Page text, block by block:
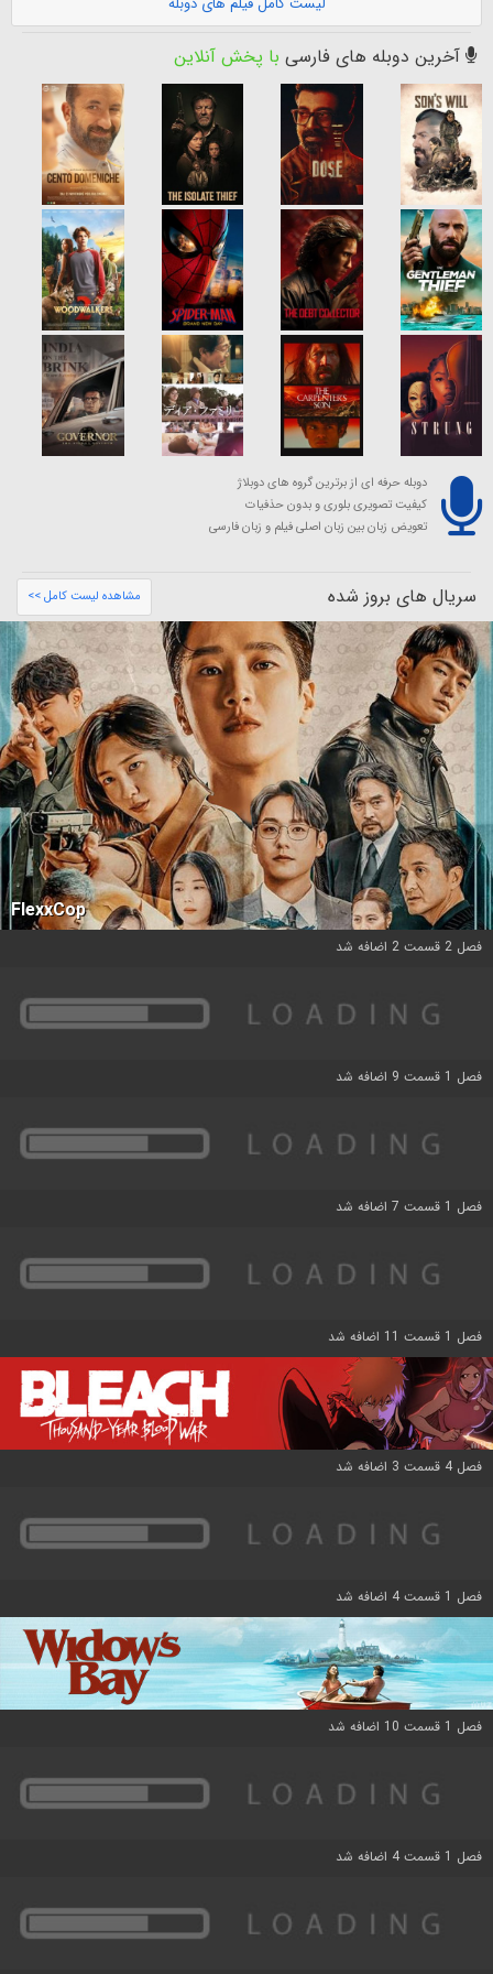
آخرین دوبله های فارسی با پخش آنلاین
دوبله حرفه ای از برترین گروه های دوبلاژ
کیفیت تصویری بلوری و بدون حذفیات
تعویض زبان بین زبان اصلی فیلم و زبان فارسی
سریال های بروز شده مشاهده لیست کامل >>
FlexxCop
فصل 2 قسمت 2 اضافه شد
فصل 1 قسمت 9 اضافه شد
فصل 1 قسمت 7 اضافه شد
فصل 1 قسمت 11 اضافه شد
فصل 4 قسمت 3 اضافه شد
فصل 1 قسمت 4 اضافه شد
فصل 1 قسمت 10 اضافه شد
فصل 1 قسمت 4 اضافه شد